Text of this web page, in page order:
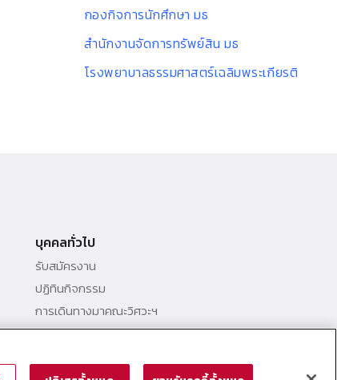
กองกิจการนักศึกษา มธ
สํานักงานจัดการทรัพย์สิน มธ
โรงพยาบาลธรรมศาสตร์เฉลิมพระเกียรติ
บุคคลทั่วไป
รับสมัครงาน
ปฏิทินกิจกรรม
การเดินทางมาคณะวิศวะฯ